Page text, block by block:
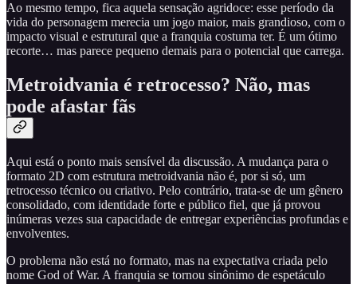
Ao mesmo tempo, fica aquela sensação agridoce: esse período da
vida do personagem merecia um jogo maior, mais grandioso, com o
impacto visual e estrutural que a franquia costuma ter. É um ótimo
recorte… mas parece pequeno demais para o potencial que carrega.
Metroidvania é retrocesso? Não, mas
pode afastar fãs
Aqui está o ponto mais sensível da discussão. A mudança para o
formato 2D com estrutura metroidvania não é, por si só, um
retrocesso técnico ou criativo. Pelo contrário, trata-se de um gênero
consolidado, com identidade forte e público fiel, que já provou
inúmeras vezes sua capacidade de entregar experiências profundas e
envolventes.
O problema não está no formato, mas na expectativa criada pelo
nome God of War. A franquia se tornou sinônimo de espetáculo